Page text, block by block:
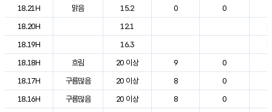
18.21H
맑음 15.2 0 0
18.20H
12.1
18.19H
16.3
18.18H
흐림 20 이상 9 0
18.17H
구름많음 20 이상 8 0
18.16H
구름많음 20 이상 8 0